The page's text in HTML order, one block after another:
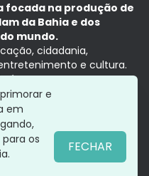
focada na produção de
da Bahia e dos
mundo.
cidadania,
e cultura.
é no tempo presente,
e
em
os
FECHAR